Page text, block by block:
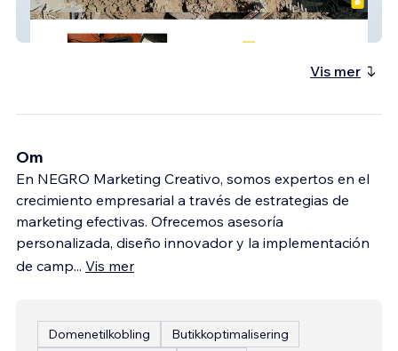
Empresa Constructora
Vis mer
Om
En NEGRO Marketing Creativo, somos expertos en el
crecimiento empresarial a través de estrategias de
marketing efectivas. Ofrecemos asesoría
personalizada, diseño innovador y la implementación
de camp... Vis mer
Domenetilkobling
Butikkoptimalisering